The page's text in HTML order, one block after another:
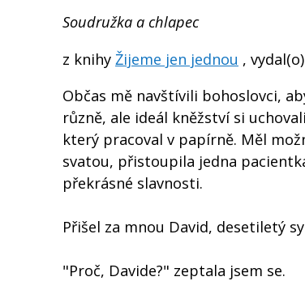
Soudružka a chlapec
z knihy Žijeme jen jednou ,
Občas mě navštívili bohoslovci,
různě, ale ideál kněžství si
který pracoval v papírně. Měl
svatou, přistoupila jedna
překrásné slavnosti.
Přišel za mnou David, desetiletý
"Proč, Davide?" zeptala jsem se.